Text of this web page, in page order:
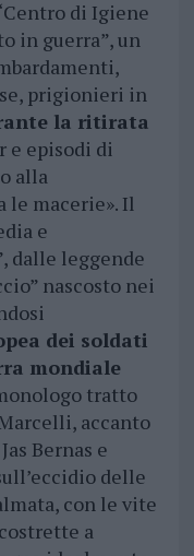
di Igiene
in guerra”, un
prigionieri in
la ritirata
e episodi di
alla
le macerie». Il
e
dalle leggende
nascosto nei
dei soldati
mondiale
tratto
accanto
Bernas e
delle
con le vite
a